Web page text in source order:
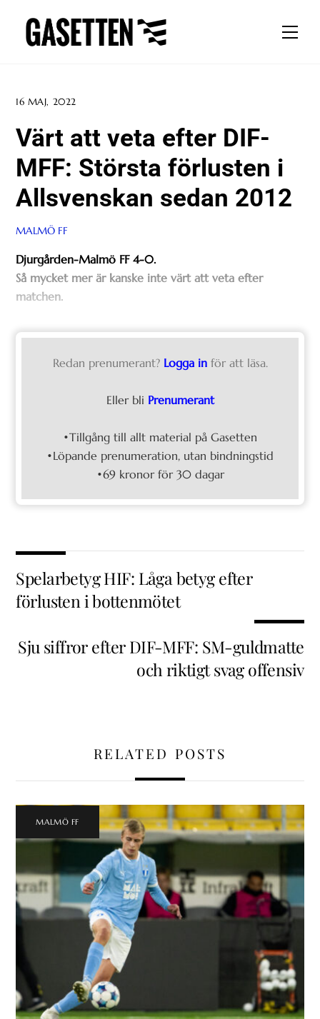
content
16 MAJ, 2022
Värt att veta efter DIF-
MFF: Största förlusten i
Allsvenskan sedan 2012
MALMÖ FF
Djurgården-Malmö FF 4-0.
Så mycket mer är kanske inte värt att veta efter
matchen.
Redan prenumerant? Logga in för att läsa.
Eller bli Prenumerant
•Tillgång till allt material på Gasetten
•Löpande prenumeration, utan bindningstid
•69 kronor för 30 dagar
Spelarbetyg HIF: Låga betyg efter
förlusten i bottenmötet
Sju siffror efter DIF-MFF: SM-guldmatte
och riktigt svag offensiv
RELATED POSTS
MALMÖ FF